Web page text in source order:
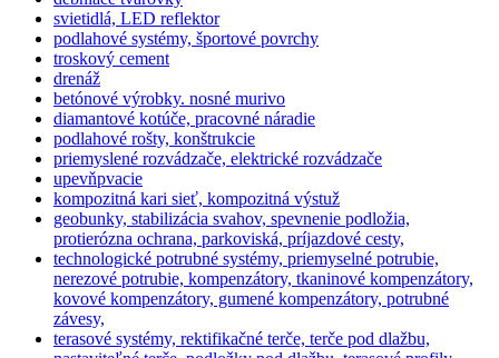
svietidlá, LED reflektor
podlahové systémy, športové povrchy
troskový cement
drenáž
betónové výrobky. nosné murivo
diamantové kotúče, pracovné náradie
podlahové rošty, konštrukcie
priemyslené rozvádzače, elektrické rozvádzače
upevňpvacie
kompozitná kari sieť, kompozitná výstuž
geobunky, stabilizácia svahov, spevnenie podložia,
protierózna ochrana, parkoviská, príjazdové cesty,
technologické potrubné systémy, priemyselné potrubie,
nerezové potrubie, kompenzátory, tkaninové kompenzátory,
kovové kompenzátory, gumené kompenzátory, potrubné
závesy,
terasové systémy, rektifikačné terče, terče pod dlažbu,